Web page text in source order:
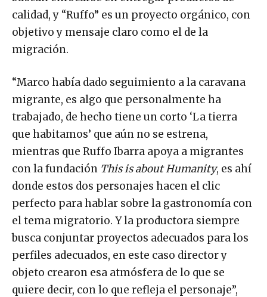
calidad, y “Ruffo” es un proyecto orgánico, con
objetivo y mensaje claro como el de la
migración.
“Marco había dado seguimiento a la caravana
migrante, es algo que personalmente ha
trabajado, de hecho tiene un corto ‘La tierra
que habitamos’ que aún no se estrena,
mientras que Ruffo Ibarra apoya a migrantes
con la fundación This is about Humanity, es ahí
donde estos dos personajes hacen el clic
perfecto para hablar sobre la gastronomía con
el tema migratorio. Y la productora siempre
busca conjuntar proyectos adecuados para los
perfiles adecuados, en este caso director y
objeto crearon esa atmósfera de lo que se
quiere decir, con lo que refleja el personaje”,